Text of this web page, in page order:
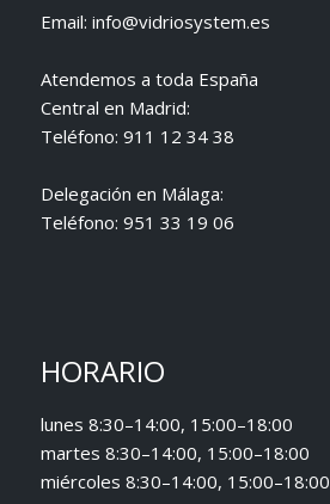
Email: info@vidriosystem.es
Atendemos a toda España
Central en Madrid:
Teléfono: 911 12 34 38
Delegación en Málaga:
Teléfono: 951 33 19 06
HORARIO
lunes 8:30–14:00, 15:00–18:00
martes 8:30–14:00, 15:00–18:00
miércoles 8:30–14:00, 15:00–18:00